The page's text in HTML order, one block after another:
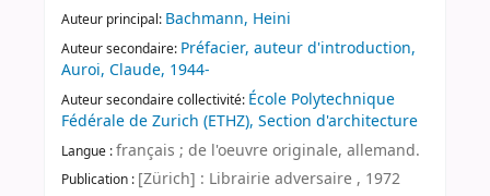
Auteur principal: Bachmann, Heini
Auteur secondaire: Préfacier, auteur d'introduction,
Auroi, Claude, 1944-
Auteur secondaire collectivité: École Polytechnique
Fédérale de Zurich (ETHZ), Section d'architecture
Langue :français ; de l'oeuvre originale, allemand.
Publication : [Zürich] : Librairie adversaire , 1972